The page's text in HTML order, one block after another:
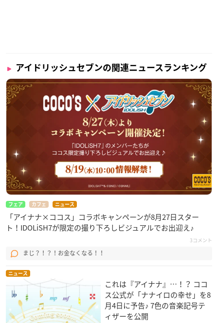
アイドリッシュセブンの関連ニュースランキング
フェア カフェ ニュース
「アイナナ×ココス」コラボキャンペーンが8月27日スター
ト！IDOLiSH7が限定の撮り下ろしビジュアルでお出迎え♪
3コメント
まじ？！？！お金なくなる！！
ニュース
これは『アイナナ』…！？ ココ
ス公式が「ナナイロの幸せ」を8
月4日に予告♪ 7色の音楽記号テ
ィザーを公開